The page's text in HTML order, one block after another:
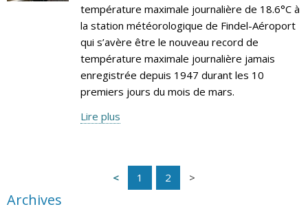
température maximale journalière de 18.6°C à
la station météorologique de Findel-Aéroport
qui s’avère être le nouveau record de
température maximale journalière jamais
enregistrée depuis 1947 durant les 10
premiers jours du mois de mars.
Lire plus
1 2
Archives